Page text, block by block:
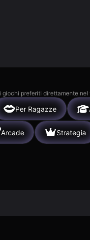
preferiti direttamente
Per Ragazze
Arcade Strategia